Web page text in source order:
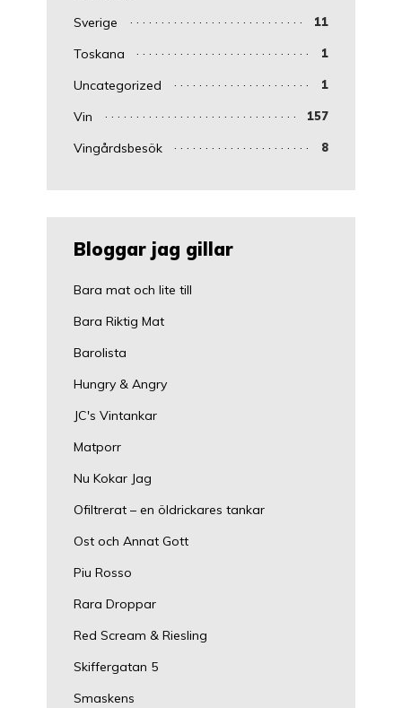
Sverige 11
Toskana 1
Uncategorized 1
Vin 157
Vingårdsbesök 8
Bloggar jag gillar
Bara mat och lite till
Bara Riktig Mat
Barolista
Hungry & Angry
JC's Vintankar
Matporr
Nu Kokar Jag
Ofiltrerat – en öldrickares tankar
Ost och Annat Gott
Piu Rosso
Rara Droppar
Red Scream & Riesling
Skiffergatan 5
Smaskens